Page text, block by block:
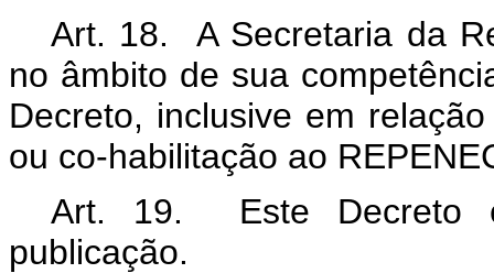
Art. 18. A Secretaria da
no âmbito de sua
Decreto, inclusive em
ou co-habilitação ao
Art. 19. Este Decreto
publicação.